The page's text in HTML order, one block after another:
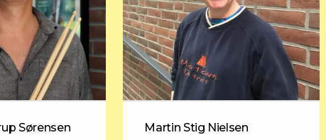
Sørensen
Martin Stig Nielsen